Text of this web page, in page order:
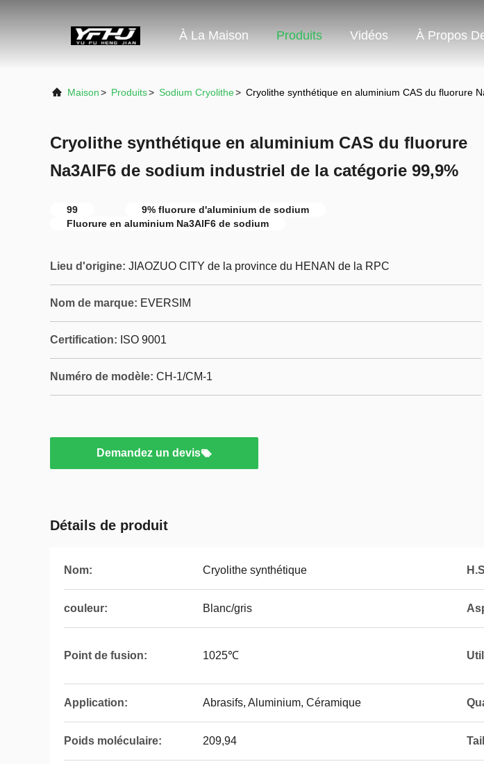
À La Maison Produits Vidéos À Propos
Maison> Produits> Sodium Cryolithe> Cryolithe synthétique en aluminium CAS du fluorure
Cryolithe synthétique en aluminium CAS du fluorure
Na3AlF6 de sodium industriel de la catégorie 99,9%
99
9% fluorure d'aluminium de sodium
Fluorure en aluminium Na3AlF6 de sodium
Lieu d'origine: JIAOZUO CITY de la province du HENAN de la RPC
Nom de marque: EVERSIM
Certification: ISO 9001
Numéro de modèle: CH-1/CM-1
Demandez un devis
Détails de produit
Nom: Cryolithe synthétique
couleur: Blanc/gris
Point de fusion: 1025℃
Application: Abrasifs, Aluminium, Céramique
Poids moléculaire: 209,94